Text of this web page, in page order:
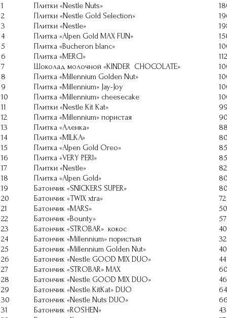
1
Плитки «Nestle Nuts»
2
Плитки «Nestle Gold Selection»
3
Плитки «Nestle»
4
Плитка «AIpen Gold MAX FUN»
5
Плитка «Bucheron blanc»
6
Плитка «MERCI»
112
7
Шоколад молочной «KINDER CHOCOLATE»
8
Плитка «Millennium Golden Nut»
9
Плитка «Millennium» Jay-Joy
10
Плитка «Millennium» cheesecake
11
Плитки «Nestle Kit Kat»
12
Плитка «Millennium» пористая
13
Плитка «Аленка»
14
Плитка «MILKA»
15
Плитка «AIpen Gold Oreo»
85
16
Плитка «VERY PERI»
85
17
Плитки «Nestle»
82
18
Плитка «AIpen Gold»
19
Батончик «SNICKERS SUPER»
20
Батончик «TWIX хtra»
72
21
Батончик «MARS»
50
22
Батончик «Bounty»
57
23
Батончик «STROBAR» кокос
40
24
Батончик «Millennium» пористый
32
25
Батончик «Millennium Golden Nut»
40
26
Батончик «Nestle GOOD MIX DUO»
44
27
Батончик «STROBAR» MAX
28
Батончик «Nestle GOOD MIX DUO»
46
29
Батончик «Nestle KitKat» DUO
64
30
Батончик «Nestle Nuts DUO»
31
Батончик «ROSHEN»
43